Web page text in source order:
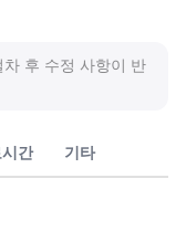
후 수정 사항이 반
간 기타